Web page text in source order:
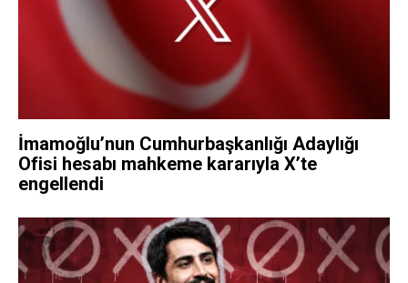
İmamoğlu’nun Cumhurbaşkanlığı Adaylığı
Ofisi hesabı mahkeme kararıyla X’te
engellendi